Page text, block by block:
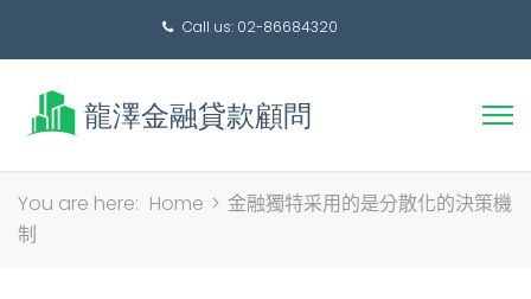
Call us: 02-86684320
搜
You are here: Home > 金融獨特采用的是分散化的決策機
制